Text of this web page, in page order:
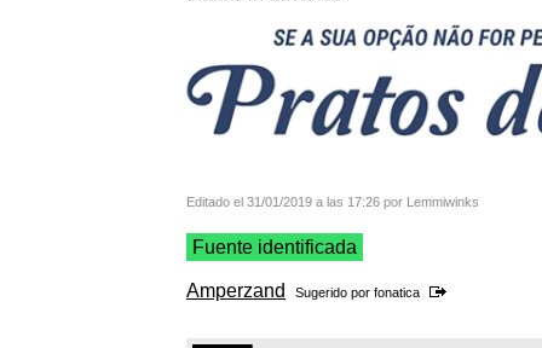
Editado el 31/01/2019 a las 17:26 por Lemmiwinks
Fuente identificada
Amperzand Sugerido por fonatica